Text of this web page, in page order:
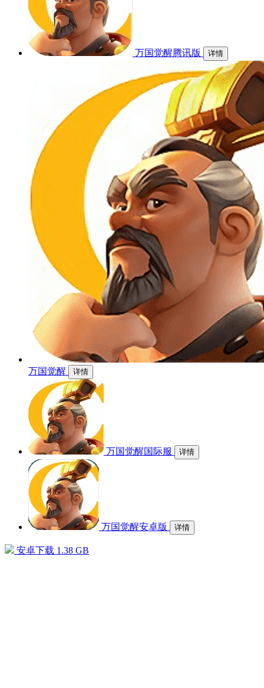
万国觉醒腾讯版 详情
万国觉醒 详情
万国觉醒国际服 详情
万国觉醒安卓版 详情
安卓下载 1.38 GB